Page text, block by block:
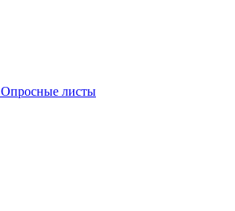
Опросные листы